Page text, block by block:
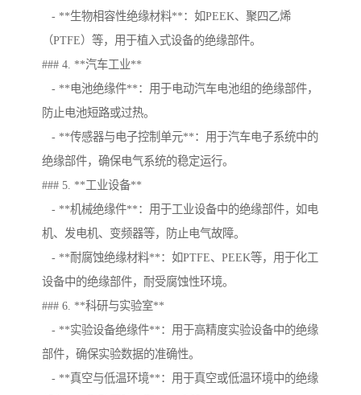
- **生物相容性绝缘材料**：如PEEK、聚四乙烯
（PTFE）等，用于植入式设备的绝缘部件。
### 4. **汽车工业**
- **电池绝缘件**：用于电动汽车电池组的绝缘部件，
防止电池短路或过热。
- **传感器与电子控制单元**：用于汽车电子系统中的
绝缘部件，确保电气系统的稳定运行。
### 5. **工业设备**
- **机械绝缘件**：用于工业设备中的绝缘部件，如电
机、发电机、变频器等，防止电气故障。
- **耐腐蚀绝缘材料**：如PTFE、PEEK等，用于化工
设备中的绝缘部件，耐受腐蚀性环境。
### 6. **科研与实验室**
- **实验设备绝缘件**：用于高精度实验设备中的绝缘
部件，确保实验数据的准确性。
- **真空与低温环境**：用于真空或低温环境中的绝缘